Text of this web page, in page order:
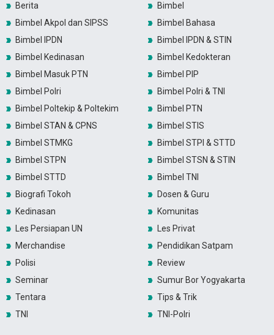
Berita
Bimbel
Bimbel Akpol dan SIPSS
Bimbel Bahasa
Bimbel IPDN
Bimbel IPDN & STIN
Bimbel Kedinasan
Bimbel Kedokteran
Bimbel Masuk PTN
Bimbel PIP
Bimbel Polri
Bimbel Polri & TNI
Bimbel Poltekip & Poltekim
Bimbel PTN
Bimbel STAN & CPNS
Bimbel STIS
Bimbel STMKG
Bimbel STPI & STTD
Bimbel STPN
Bimbel STSN & STIN
Bimbel STTD
Bimbel TNI
Biografi Tokoh
Dosen & Guru
Kedinasan
Komunitas
Les Persiapan UN
Les Privat
Merchandise
Pendidikan Satpam
Polisi
Review
Seminar
Sumur Bor Yogyakarta
Tentara
Tips & Trik
TNI
TNI-Polri